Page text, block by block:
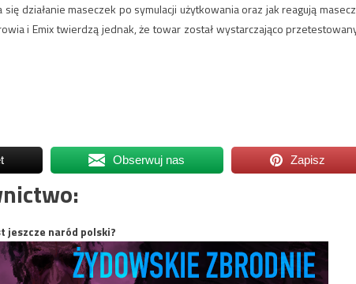
działanie maseczek po symulacji użytkowania oraz jak reagują
i Emix twierdzą jednak, że towar został wystarczająco
Obserwuj nas Zapisz
jeszcze naród polski?